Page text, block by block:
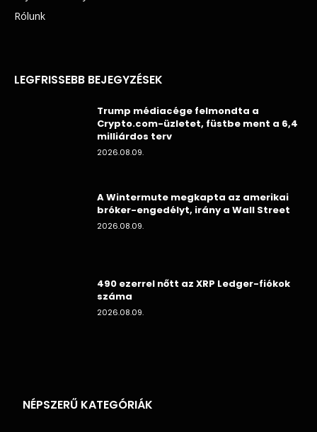
Rólunk
LEGFRISSEBB BEJEGYZÉSEK
Trump médiacége felmondta a
Crypto.com-üzletet, füstbe ment a 6,4
milliárdos terv
2026.08.09.
A Wintermute megkapta az amerikai
bróker-engedélyt, irány a Wall Street
2026.08.09.
490 ezerrel nőtt az XRP Ledger-fiókok
száma
2026.08.09.
NÉPSZERŰ KATEGÓRIÁK